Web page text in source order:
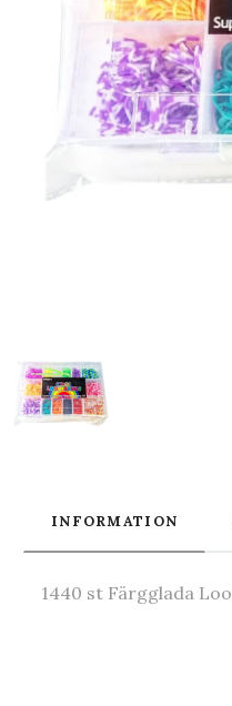
INFORMATION
1440 st Färgglada